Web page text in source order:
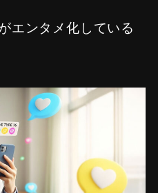
エンタメ化している